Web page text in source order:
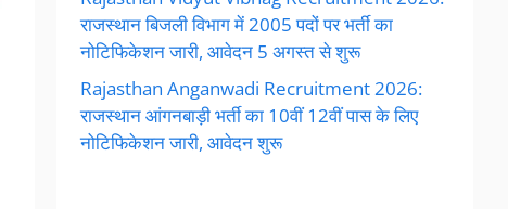
राजस्थान बिजली विभाग में 2005 पदों पर भर्ती का
नोटिफिकेशन जारी, आवेदन 5 अगस्त से शुरू
Rajasthan Anganwadi Recruitment 2026:
राजस्थान आंगनबाड़ी भर्ती का 10वीं 12वीं पास के लिए
नोटिफिकेशन जारी, आवेदन शुरू